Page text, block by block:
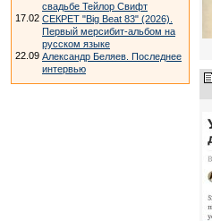
свадьбе Тейлор Свифт
17.02 СЕКРЕТ "Big Beat 83" (2026).
Первый мерсибит-альбом на
русском языке
22.09 Александр Беляев. Последнее
интервью